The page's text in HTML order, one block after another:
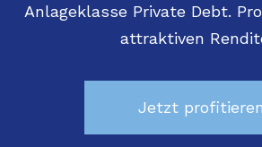
Anlageklasse Private Debt.
attraktiven
Jetzt profitieren